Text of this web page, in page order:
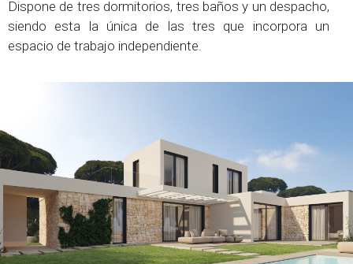
Dispone de tres dormitorios, tres baños y un despacho,
siendo esta la única de las tres que incorpora un
espacio de trabajo independiente.